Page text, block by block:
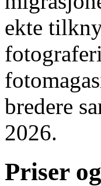
ekte
bredere
2026.
Priser